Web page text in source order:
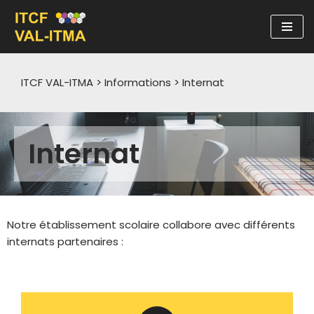
Aller
au
ITCF VAL-ITMA > Informations > Internat
Internat
Notre établissement scolaire collabore avec différents
internats partenaires :